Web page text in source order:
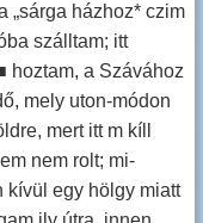
„sárga házhoz* czim
szálltam; itt
hoztam, a Szávához
mely uton-módon
mert itt m kíll
nem rolt; mi-
kívül egy hölgy miatt